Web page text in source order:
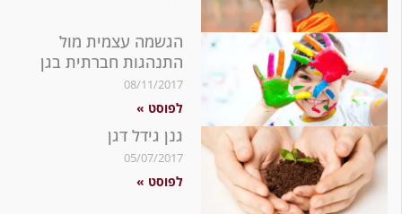
הגשמה עצמית מול
התנהגות חברתית בגן
08/11/2017
לפוסט »
גנן גידל דגן
05/07/2017
לפוסט »